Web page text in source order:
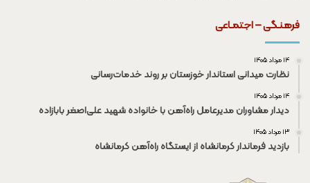
فرهنـگی – اجتمـاعی
۱۴ مرداد ۱۴۰۵
نظارت میدانی استاندار خوزستان بر روند خدمات‌رسانی
۱۴ مرداد ۱۴۰۵
دیدار مشاوران مدیرعامل راه‌آهن با خانواده شهید علی‌اصغر بابازاده
۱۳ مرداد ۱۴۰۵
بازدید فرماندار کرمانشاه از ایستگاه راه‌آهن کرمانشاه